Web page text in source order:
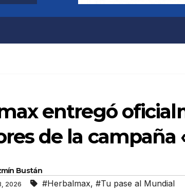
entregó
de la campaña
Bustán
2026 #Herbalmax, #Tu pase al Mundial